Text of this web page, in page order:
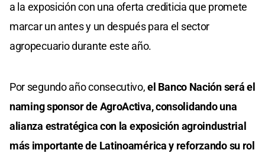
a la exposición con una oferta crediticia que promete
marcar un antes y un después para el sector
agropecuario durante este año.
Por segundo año consecutivo,el Banco Nación será el
naming sponsor de AgroActiva, consolidando una
alianza estratégica con la exposición agroindustrial
más importante de Latinoamérica y reforzando su rol